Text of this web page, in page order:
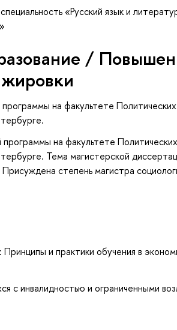
«Русский язык и
/
на факультете
на факультете
Тема магистерской
Присуждена степень магистра
и практики обучения в
с инвалидностью и ограниченными